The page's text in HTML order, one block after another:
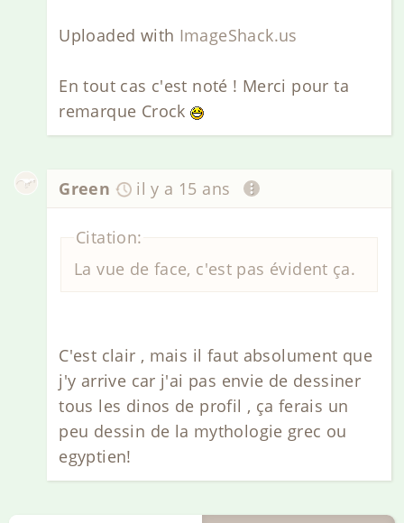
Uploaded with ImageShack.us
En tout cas c'est noté ! Merci pour ta
remarque Crock
Green il y a 15 ans
Citation:
La vue de face, c'est pas évident ça.
C'est clair , mais il faut absolument que
j'y arrive car j'ai pas envie de dessiner
tous les dinos de profil , ça ferais un
peu dessin de la mythologie grec ou
egyptien!